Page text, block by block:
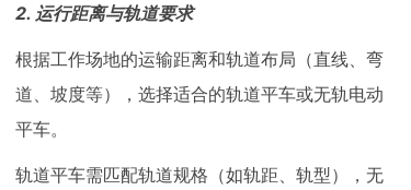
2. ‌运行距离与轨道要求‌
根据工作场地的运输距离和轨道布局（直线、弯
道、坡度等），选择适合的轨道平车或无轨电动
平车。
轨道平车需匹配轨道规格（如轨距、轨型），无